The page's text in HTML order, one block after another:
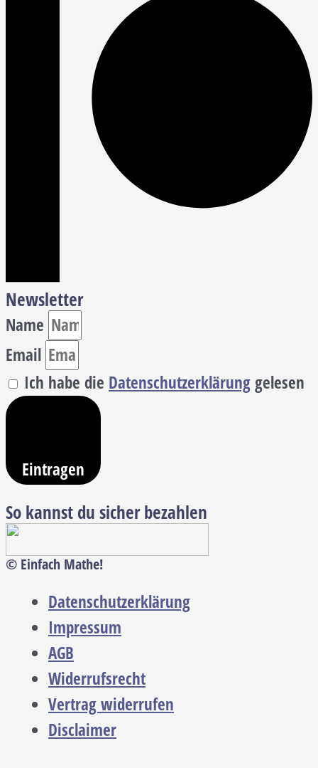
Newsletter
Name
Email
Ich habe die Datenschutzerklärung gelesen
Eintragen
So kannst du sicher bezahlen
© Einfach Mathe!
Datenschutzerklärung
Impressum
AGB
Widerrufsrecht
Vertrag widerrufen
Disclaimer